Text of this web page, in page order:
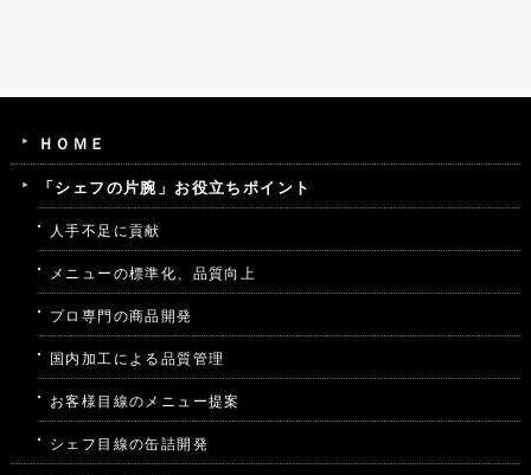
ＨＯＭＥ
「シェフの片腕」お役立ちポイント
人手不足に貢献
メニューの標準化、品質向上
プロ専門の商品開発
国内加工による品質管理
お客様目線のメニュー提案
シェフ目線の缶詰開発